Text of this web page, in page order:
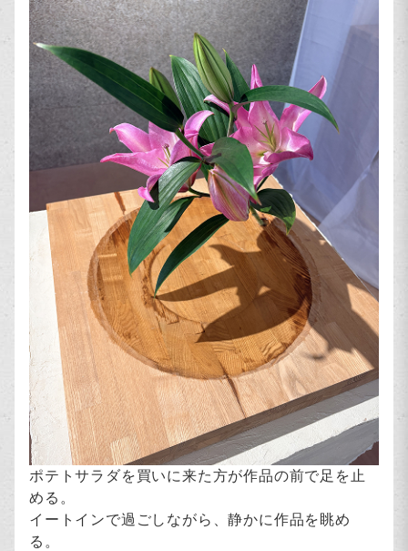
ポテトサラダを買いに来た方が作品の前で足を止
める。
イートインで過ごしながら、静かに作品を眺め
る。